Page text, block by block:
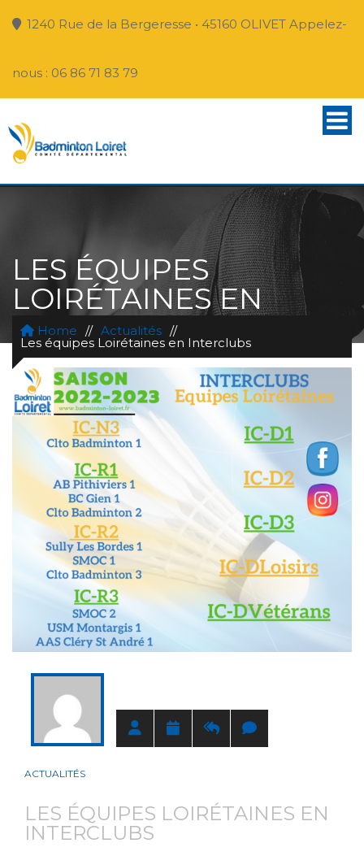
1240 Rue de la Bergeresse • 45160 OLIVET Appelez-
nous : 06 86 71 83 79
LES ÉQUIPES
LOIRÉTAINES EN
INTERCLUBS
Home // Actualités //
Les équipes Loirétaines en Interclubs
ACTUALITÉS
LES ÉQUIPES LOIRÉTAINES EN
INTERCLUBS